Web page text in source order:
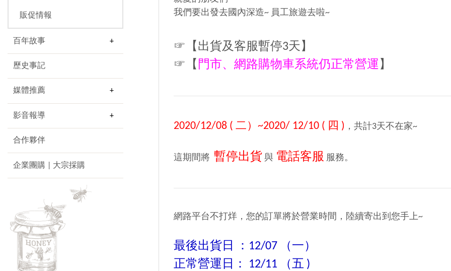
販促情報
百年故事
歷史事記
媒體推薦
影音報導
合作夥伴
企業團購 | 大宗採購
我們要出發去國內深造~ 員工旅遊去啦~
☞【出貨及客服暫停3天】
☞【 門市、網路購物車系統仍正常營運 】
2020/12/08 ( 二）~2020/ 12/10 ( 四 ) ，共計3天不在家~
這期間將 暫停出貨 與 電話客服 服務。
網路平台不打烊，您的訂單將於營業時間，陸續寄出到您手上~
最後出貨日 ：12/07 （一）
正常營運日： 12/11 （五 )